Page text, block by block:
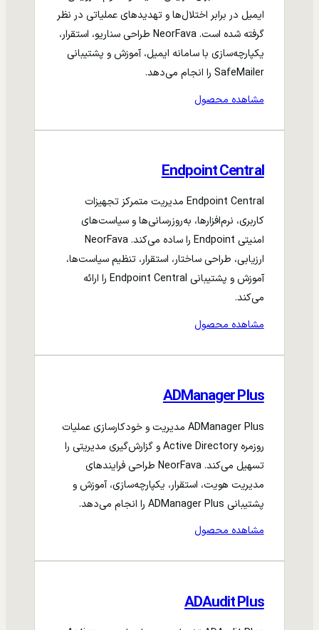
ایمیل در برابر اختلال‌ها و تهدیدهای عملیاتی در نظر
گرفته شده است. NeorFava طراحی سناریو، استقرار،
یکپارچه‌سازی با سامانه ایمیل، آموزش و پشتیبانی
SafeMailer را انجام می‌دهد.
مشاهده محصول
Endpoint Central
Endpoint Central مدیریت متمرکز تجهیزات
کاربری، نرم‌افزارها، به‌روزرسانی‌ها و سیاست‌های
امنیتی Endpoint را ساده می‌کند. NeorFava
ارزیابی، طراحی ساختار، استقرار، تنظیم سیاست‌ها،
آموزش و پشتیبانی Endpoint Central را ارائه
می‌کند.
مشاهده محصول
ADManager Plus
ADManager Plus مدیریت و خودکارسازی عملیات
روزمره Active Directory و گزارش‌گیری مدیریتی را
تسهیل می‌کند. NeorFava طراحی فرایندهای
مدیریت هویت، استقرار، یکپارچه‌سازی، آموزش و
پشتیبانی ADManager Plus را انجام می‌دهد.
مشاهده محصول
ADAudit Plus